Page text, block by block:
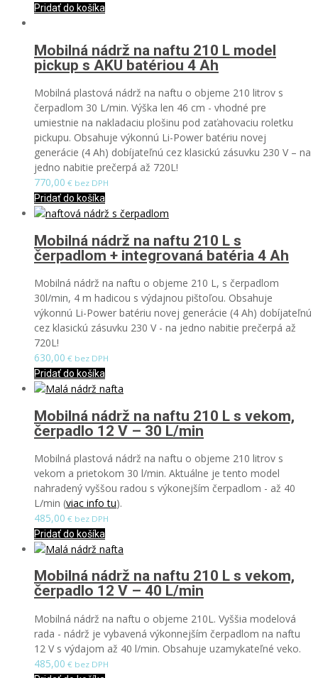
Pridať do košíka
Mobilná nádrž na naftu 210 L model
pickup s AKU batériou 4 Ah
Mobilná plastová nádrž na naftu o objeme 210 litrov s
čerpadlom 30 L/min. Výška len 46 cm - vhodné pre
umiestnie na nakladaciu plošinu pod zaťahovaciu roletku
pickupu. Obsahuje výkonnú Li-Power batériu novej
generácie (4 Ah) dobíjateľnú cez klasickú zásuvku 230 V – na
jedno nabitie prečerpá až 720L!
770,00 € bez DPH
Pridať do košíka
Mobilná nádrž na naftu 210 L s
čerpadlom + integrovaná batéria 4 Ah
Mobilná nádrž na naftu o objeme 210 L, s čerpadlom
30l/min, 4 m hadicou s výdajnou pištoľou. Obsahuje
výkonnú Li-Power batériu novej generácie (4 Ah) dobíjateľnú
cez klasickú zásuvku 230 V - na jedno nabitie prečerpá až
720L!
630,00 € bez DPH
Pridať do košíka
Mobilná nádrž na naftu 210 L s vekom,
čerpadlo 12 V – 30 L/min
Mobilná plastová nádrž na naftu o objeme 210 litrov s
vekom a prietokom 30 l/min. Aktuálne je tento model
nahradený vyššou radou s výkonejším čerpadlom - až 40
L/min (viac info tu).
485,00 € bez DPH
Pridať do košíka
Mobilná nádrž na naftu 210 L s vekom,
čerpadlo 12 V – 40 L/min
Mobilná nádrž na naftu o objeme 210L. Vyššia modelová
rada - nádrž je vybavená výkonnejším čerpadlom na naftu
12 V s výdajom až 40 l/min. Obsahuje uzamykateľné veko.
485,00 € bez DPH